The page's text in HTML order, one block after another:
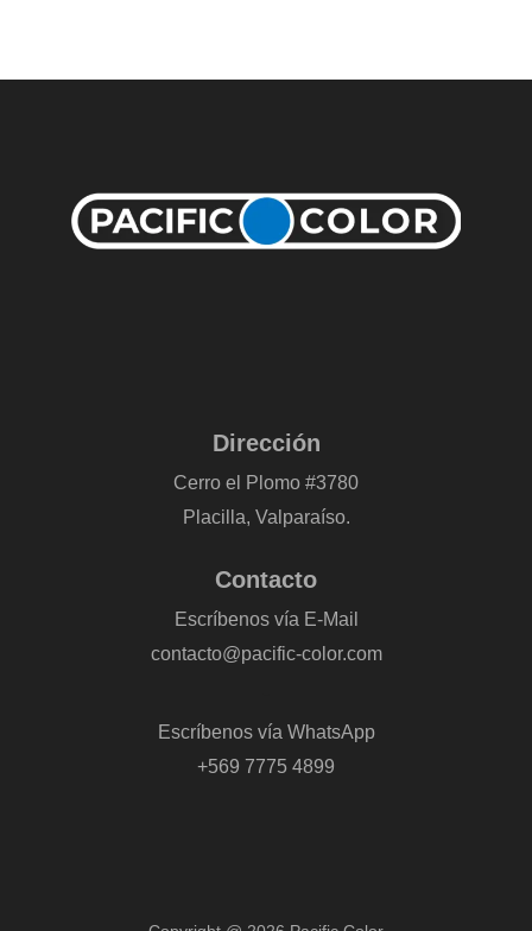
Dirección
Cerro el Plomo #3780
Placilla, Valparaíso.
Contacto
Escríbenos vía E-Mail
contacto@pacific-color.com
Escríbenos vía WhatsApp
+569 7775 4899